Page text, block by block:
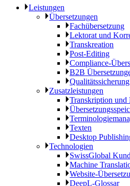
Leistungen
Übersetzungen
Fachübersetzung
Lektorat und
Transkreation
Post-Editing
Compliance-
B2B
Zusatzleistungen
Transkription und
Texten
Desktop
Technologien
SwissGlobal
Machine
Website-
DeepL-Glossar